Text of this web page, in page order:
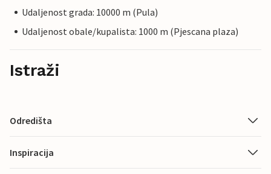
Udaljenost grada: 10000 m (Pula)
Udaljenost obale/kupalista: 1000 m (Pjescana plaza)
Istraži
Odredišta
Inspiracija